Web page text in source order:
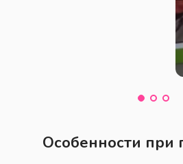
Особенности при